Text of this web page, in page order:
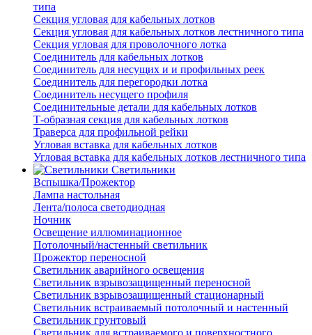
типа
Секция угловая для кабельных лотков
Секция угловая для кабельных лотков лестничного типа
Секция угловая для проволочного лотка
Соединитель для кабельных лотков
Соединитель для несущих и и профильных реек
Соединитель для перегородки лотка
Соединитель несущего профиля
Соединительные детали для кабельных лотков
Т-образная секция для кабельных лотков
Траверса для профильной рейки
Угловая вставка для кабельных лотков
Угловая вставка для кабельных лотков лестничного типа
Светильники
Вспышка/Прожектор
Лампа настольная
Лента/полоса светодиодная
Ночник
Освещение иллюминационное
Потолочный/настенный светильник
Прожектор переносной
Светильник аварийного освещения
Светильник взрывозащищенный переносной
Светильник взрывозащищенный стационарный
Светильник встраиваемый потолочный и настенный
Светильник грунтовый
Светильник для встраиваемого и поверхностного